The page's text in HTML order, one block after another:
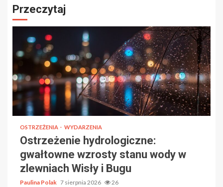
Przeczytaj
OSTRZEŻENIA WYDARZENIA
Ostrzeżenie hydrologiczne:
gwałtowne wzrosty stanu wody w
zlewniach Wisły i Bugu
Paulina Polak 7 sierpnia 2026 26